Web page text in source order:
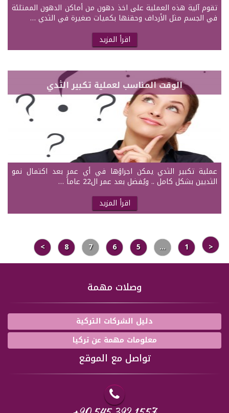
تقوم آلية هذه العملية على اخذ دهون من أماكن الدهون الممتلئة
في الجسم مثل الأرداف وحقنها بكميات صغيرة في الثدي …
اقرأ المزيد
الوقت المناسب لعملية تكبير الثدي
عملية تكبير الثدي يمكن اجراؤها في أي عمر بعد اكتمال نمو
الثديين بشكل كامل .. ويُفضل بعد عمر ال22 عاماً …
اقرأ المزيد
<
1
…
5
6
7
8
>
وصلات مهمة
دليل الشركات التركية
معلومات مهمة عن تركيا
تواصل مع الموقع